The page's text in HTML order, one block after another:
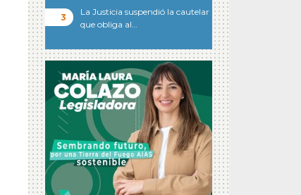
La Justicia suspendió la cautelar
que obliga al…